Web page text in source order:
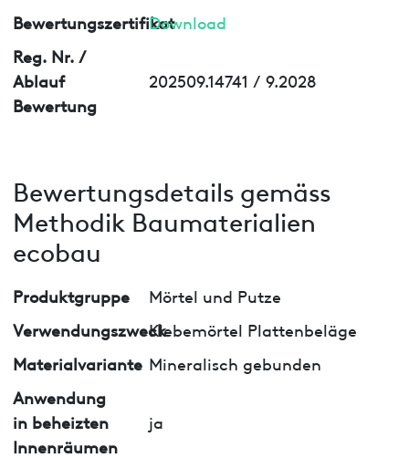
BewertungszertifikatDownload
Reg. Nr. /
Ablauf
Bewertung
202509.14741 / 9.2028
Bewertungsdetails gemäss
Methodik Baumaterialien
ecobau
Produktgruppe
Mörtel und Putze
VerwendungszweckKlebemörtel Plattenbeläge
Materialvariante Mineralisch gebunden
Anwendung
in beheizten
Innenräumen
ja